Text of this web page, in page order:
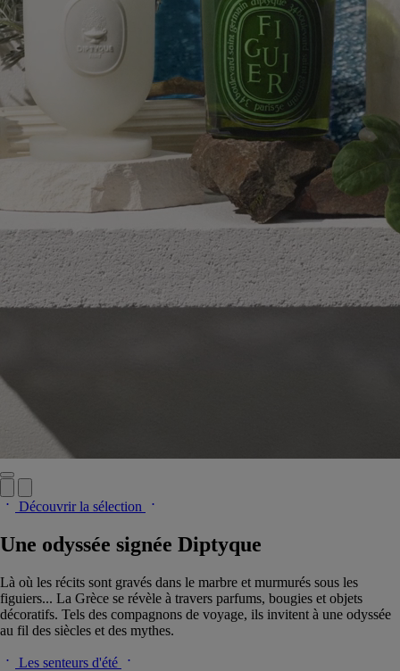
Découvrir la sélection
Une odyssée signée Diptyque
Là où les récits sont gravés dans le marbre et murmurés sous les
figuiers... La Grèce se révèle à travers parfums, bougies et objets
décoratifs. Tels des compagnons de voyage, ils invitent à une odyssée
au fil des siècles et des mythes.
Les senteurs d'été